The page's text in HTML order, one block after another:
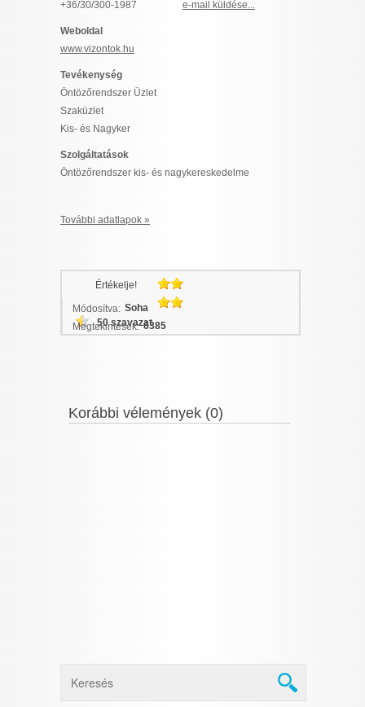
I want to allow Google to enable storage
functionality and fraud prevention, and other
user protection.
+36/30/300-1987
e-mail küldése...
Weboldal
www.vizontok.hu
Tevékenység
Öntözőrendszer Üzlet
Szaküzlet
Kis- és Nagyker
Szolgáltatások
Öntözőrendszer kis- és nagykereskedelme
További adatlapok »
Értékelje!
50 szavazat
Módosítva: Soha
Megtekintések: 6385
Korábbi vélemények (0)